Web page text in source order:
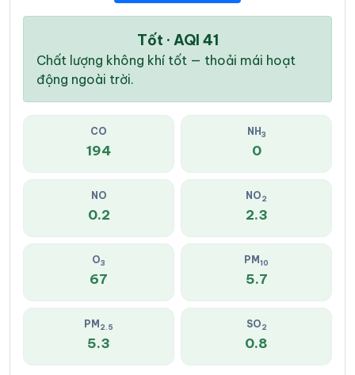
Tốt · AQI 41
Chất lượng không khí tốt — thoải mái hoạt
động ngoài trời.
CO
194
NH 3
0
NO
0.2
NO2
2.3
O3
67
PM 10
5.7
PM 2.5
5.3
SO2
0.8